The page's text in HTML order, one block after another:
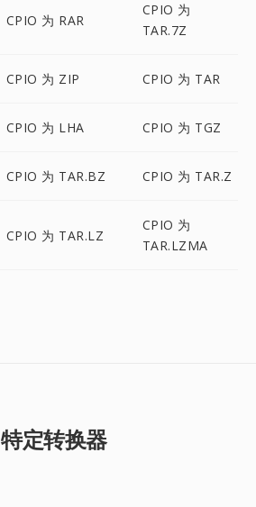
CPIO 为 RAR
CPIO 为
TAR.7Z
CPIO 为 ZIP CPIO 为 TAR
CPIO 为 LHA CPIO 为 TGZ
CPIO 为 TAR.BZ CPIO 为 TAR.Z
CPIO 为 TAR.LZ
CPIO 为
TAR.LZMA
特定转换器